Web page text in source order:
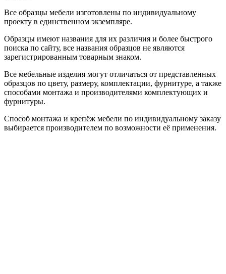
Все образцы мебели изготовлены по индивидуальному
проекту в единственном экземпляре.
Образцы имеют названия для их различия и более быстрого
поиска по сайту, все названия образцов не являются
зарегистрированным товарным знаком.
Все мебельные изделия могут отличаться от представленных
образцов по цвету, размеру, комплектации, фурнитуре, а также
способами монтажа и производителями комплектующих и
фурнитуры.
Способ монтажа и крепёж мебели по индивидуальному заказу
выбирается производителем по возможности её применения.